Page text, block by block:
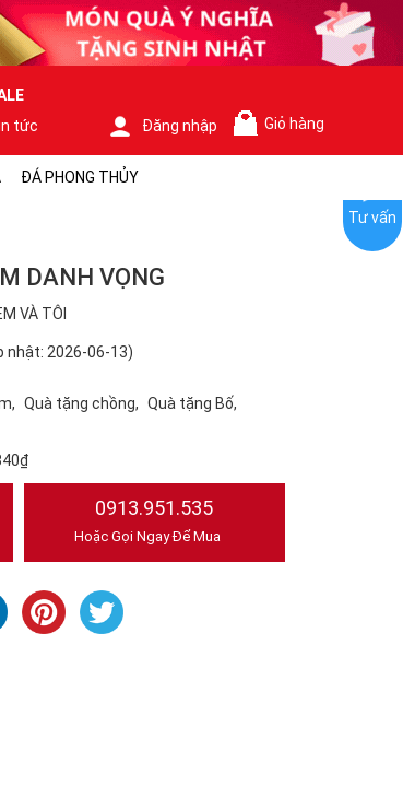
tức
Đăng nhập Giỏ hàng
ĐÁ PHONG THỦY
DANH VỌNG
VÀ TÔI
nhật: 2026-06-13)
Quà tặng chồng
Quà tặng Bố
0913.951.535
Hoặc Gọi Ngay Để Mua
Tư vấn